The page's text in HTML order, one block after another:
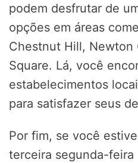
podem desfrutar de
opções em áreas
Chestnut Hill, Newton
Square. Lá, você
estabelecimentos
para satisfazer seus
Por fim, se você
terceira segunda-feira